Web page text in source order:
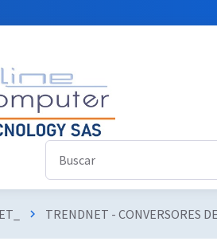
chevron_right TRENDNET - CONVERSORES